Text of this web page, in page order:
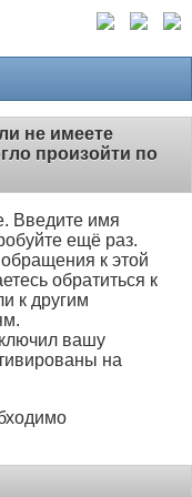
не имеете
произойти по
Введите имя
ещё раз.
к этой
обратиться к
к другим
вашу
на